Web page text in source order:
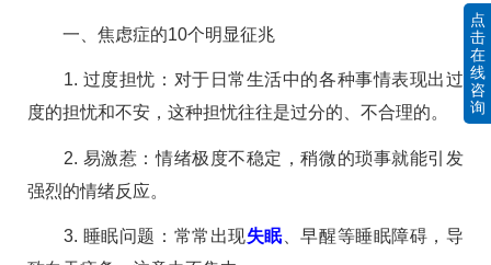
一、焦虑症的10个明显征兆
1. 过度担忧：对于日常生活中的各种事情表现出过
度的担忧和不安，这种担忧往往是过分的、不合理的。
2. 易激惹：情绪极度不稳定，稍微的琐事就能引发
强烈的情绪反应。
3. 睡眠问题：常常出现失眠、早醒等睡眠障碍，导
点
击
在
线
咨
询